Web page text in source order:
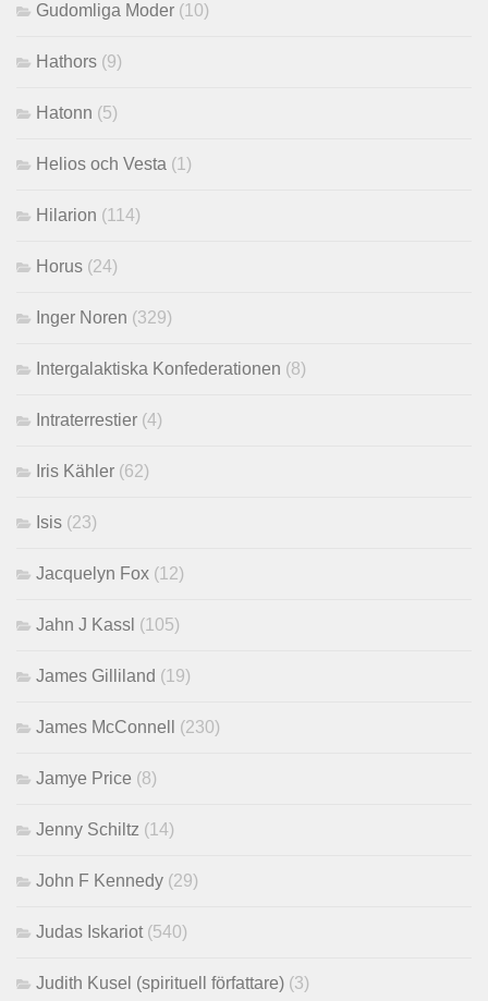
Gudomliga Moder (10)
Hathors (9)
Hatonn (5)
Helios och Vesta (1)
Hilarion (114)
Horus (24)
Inger Noren (329)
Intergalaktiska Konfederationen (8)
Intraterrestier (4)
Iris Kähler (62)
Isis (23)
Jacquelyn Fox (12)
Jahn J Kassl (105)
James Gilliland (19)
James McConnell (230)
Jamye Price (8)
Jenny Schiltz (14)
John F Kennedy (29)
Judas Iskariot (540)
Judith Kusel (spirituell författare) (3)